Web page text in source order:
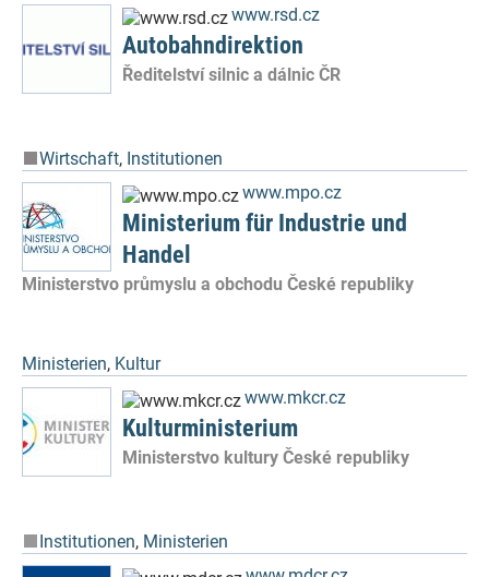
www.rsd.cz
Autobahndirektion
Ředitelství silnic a dálnic ČR
Wirtschaft Institutionen
www.mpo.cz
Ministerium für Industrie und
Handel
Ministerstvo průmyslu a obchodu České republiky
Ministerien Kultur
www.mkcr.cz
Kulturministerium
Ministerstvo kultury České republiky
Institutionen Ministerien
www.mdcr.cz